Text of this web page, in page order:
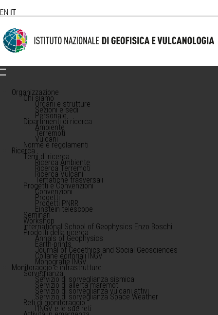
EN IT
Organizzazione
Chi siamo
Organi e strutture
Sezioni e sedi
Personale
Dipartimenti di ricerca
Ambiente
Terremoti
Vulcani
Norme e regolamenti
Ricerca
Temi di ricerca
Ricerca Ambiente
Ricerca Terremoti
Ricerca Vulcani
Tematiche trasversali
Progetti e Convenzioni
Convenzioni
Progetti
Progetti PNRR
Einstein telescope
Seminari
Workshop
International School of Geophysics Enzo Boschi
Prodotti della ricerca
Annals of Geophysics
Earth-prints
Journal of Geoethics and Social Geosciences
Collane editoriali INGV
Monografie INGV
Monitoraggio e infrastrutture
Sorveglianza
Servizio di sorveglianza sismica
Servizio di allerta maremoti
Servizio di sorveglianza vulcani attivi
Servizio di sorveglianza Space Weather
Reti di monitoraggio
l'INGV e le sue reti